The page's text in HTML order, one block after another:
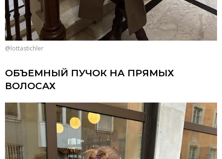
@lottastichler
ОБЪЕМНЫЙ ПУЧОК НА ПРЯМЫХ
ВОЛОСАХ